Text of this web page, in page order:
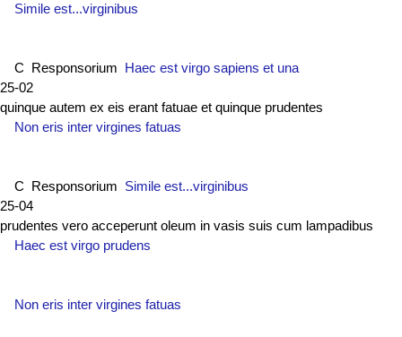
Simile est...virginibus
C Responsorium Haec est virgo sapiens et una
25-02
quinque autem ex eis erant fatuae et quinque prudentes
Non eris inter virgines fatuas
C Responsorium Simile est...virginibus
25-04
prudentes vero acceperunt oleum in vasis suis cum lampadibus
Haec est virgo prudens
Non eris inter virgines fatuas